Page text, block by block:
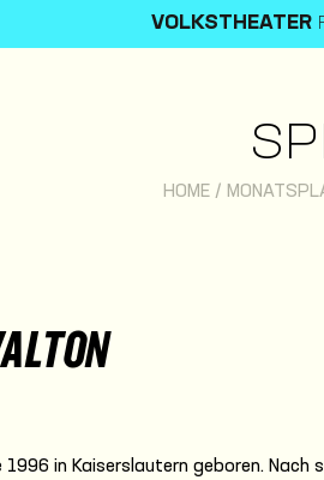
VOLKSTHEATER
HOME/
1996 in Kaiserslautern geboren. Nach